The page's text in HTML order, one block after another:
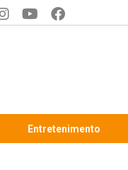
Entretenimento